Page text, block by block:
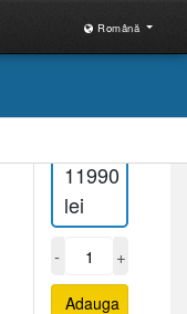
Română
11990
lei
- +
Adauga